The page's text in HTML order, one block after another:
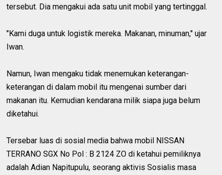
tersebut. Dia mengakui ada satu unit mobil yang tertinggal.
"Kami duga untuk logistik mereka. Makanan, minuman," ujar
Iwan.
Namun, Iwan mengaku tidak menemukan keterangan-
keterangan di dalam mobil itu mengenai sumber dari
makanan itu. Kemudian kendarana milik siapa juga belum
diketahui.
Tersebar luas di sosial media bahwa mobil NISSAN
TERRANO SGX No Pol : B 2124 ZO di ketahui pemiliknya
adalah Adian Napitupulu, seorang aktivis Sosialis masa